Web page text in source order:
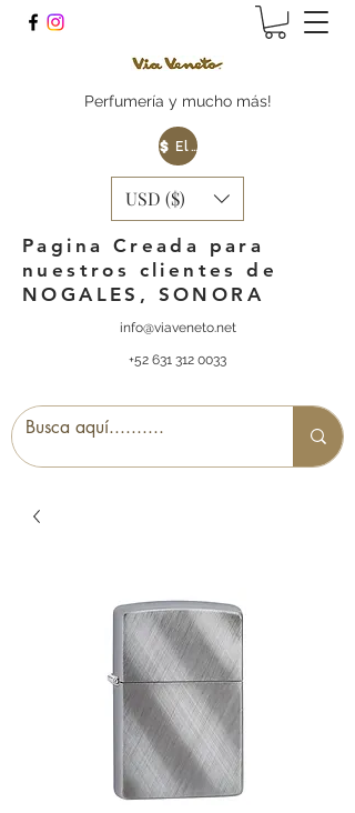
Perfumería y mucho más!
Elige tu Moneda
USD ($)
Pagina Creada para
nuestros clientes de
NOGALES, SONORA
info@viaveneto.net
+52 631 312 0033